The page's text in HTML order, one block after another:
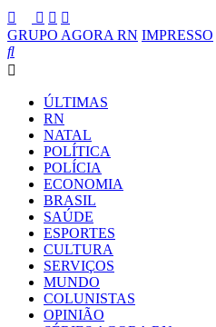
GRUPO AGORA RN IMPRESSO
ÚLTIMAS
RN
NATAL
POLÍTICA
POLÍCIA
ECONOMIA
BRASIL
SAÚDE
ESPORTES
CULTURA
SERVIÇOS
MUNDO
COLUNISTAS
OPINIÃO